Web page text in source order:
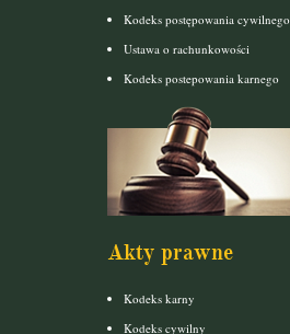
Kodeks postępowania cywilnego
Ustawa o rachunkowości
Kodeks postepowania karnego
Akty prawne
Kodeks karny
Kodeks cywilny